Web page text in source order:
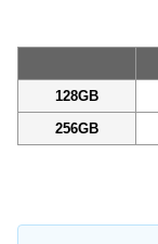
128GB
256GB